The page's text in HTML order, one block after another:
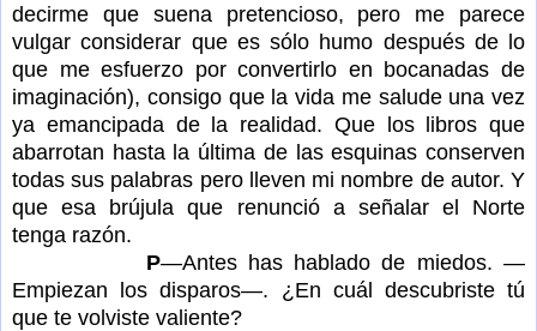
decirme que suena pretencioso, pero me parece
vulgar considerar que es sólo humo después de lo
que me esfuerzo por convertirlo en bocanadas de
imaginación), consigo que la vida me salude una vez
ya emancipada de la realidad. Que los libros que
abarrotan hasta la última de las esquinas conserven
todas sus palabras pero lleven mi nombre de autor. Y
que esa brújula que renunció a señalar el Norte
tenga razón.
P—Antes has hablado de miedos. —
Empiezan los disparos—. ¿En cuál descubriste tú
que te volviste valiente?